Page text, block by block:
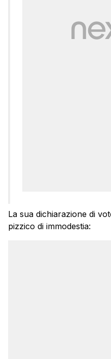
La sua dichiarazione di
pizzico di immodestia: